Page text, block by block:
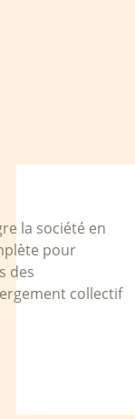
la société en
pour
des
collectif